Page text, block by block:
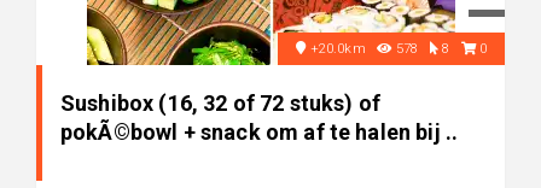
+20.0km 578 8 0
Sushibox (16, 32 of 72 stuks) of
pokÃ©bowl + snack om af te halen bij ..